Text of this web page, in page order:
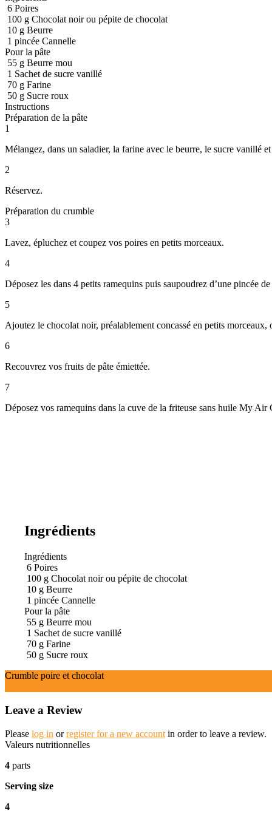
6 Poires
100 g Chocolat noir ou pépite de chocolat
10 g Beurre
1 pincée Cannelle
Pour la pâte
55 g Beurre mou
1 Sachet de sucre vanillé
70 g Farine
50 g Sucre roux
Instructions
Préparation de la pâte
1
Mélangez, dans un saladier, la farine avec le beurre, le sucre vanillé
2
Réservez.
Préparation du crumble
3
Lavez, épluchez et coupez vos poires en petits morceaux.
4
Déposez les dans 4 petits ramequins puis saupoudrez d’une pincée
5
Ajoutez le chocolat noir, préalablement concassé en petits morceaux,
6
Recouvrez vos fruits de pâte émiettée.
7
Déposez vos ramequins dans la cuve de la friteuse sans huile My
Ingrédients
Ingrédients
6 Poires
100 g Chocolat noir ou pépite de chocolat
10 g Beurre
1 pincée Cannelle
Pour la pâte
55 g Beurre mou
1 Sachet de sucre vanillé
70 g Farine
50 g Sucre roux
Crumble poire et chocolat
Leave a Review
Please log in orregister for a new account in order to leave a review.
Valeurs nutritionnelles
4 parts
Serving size
4